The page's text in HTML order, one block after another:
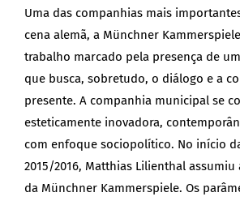
Uma das companhias mais
cena alemã, a Münchner
trabalho marcado pela presença de
que busca, sobretudo, o diálogo e a
presente. A companhia municipal se
esteticamente inovadora,
com enfoque sociopolítico. No início
2015/2016, Matthias Lilienthal
da Münchner Kammerspiele. Os